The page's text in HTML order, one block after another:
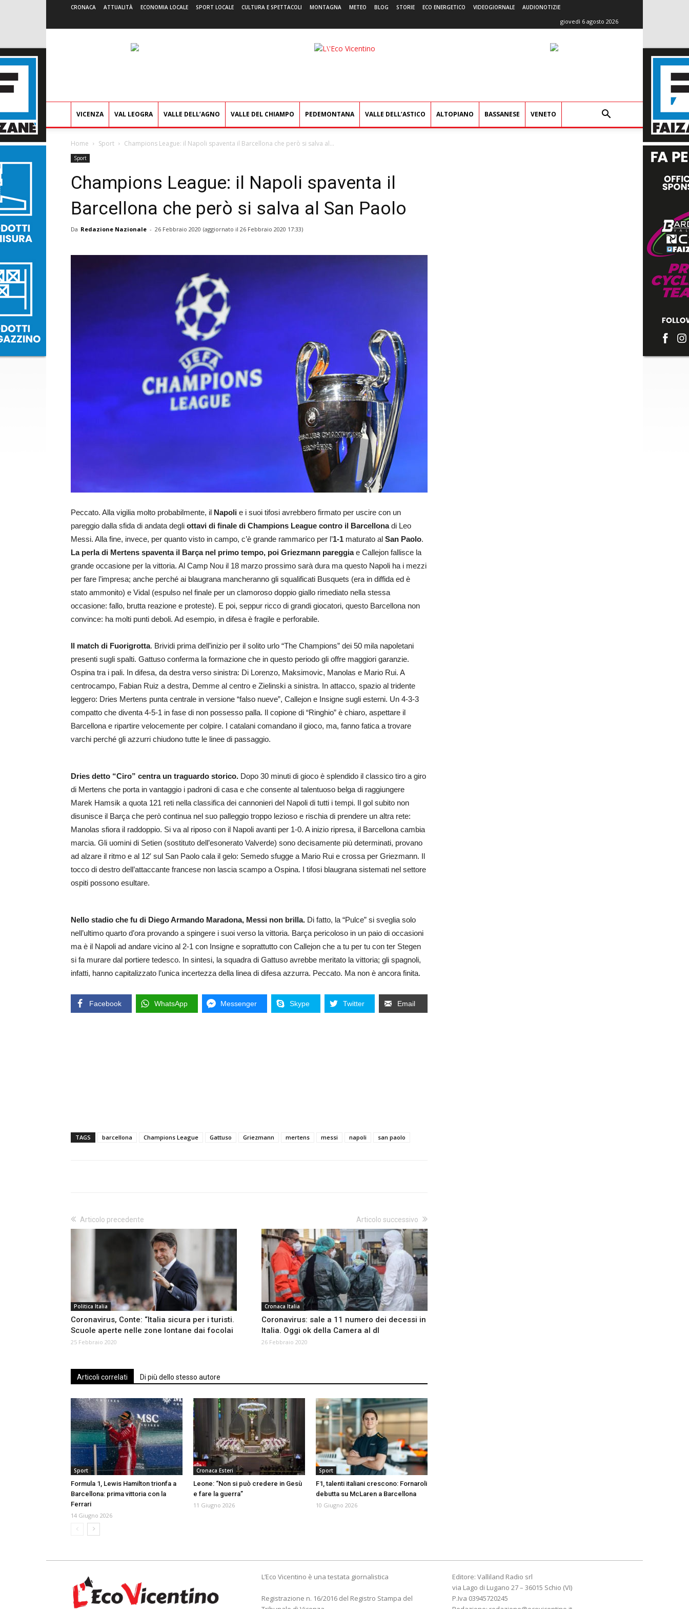
CRONACA ATTUALITÀ ECONOMIA LOCALE SPORT LOCALE CULTURA E SPETTACOLI MONTAGNA METEO BLOG STORIE ECO ENERGETICO VIDEOGIORNALE AUDIONOTIZIE
giovedì 6 agosto 2026
L'Eco
VICENZA VAL LEOGRA VALLE DELL’AGNO VALLE DEL CHIAMPO PEDEMONTANA VALLE DELL’ASTICO ALTOPIANO BASSANESE VENETO
Home Sport Champions League: il Napoli spaventa il Barcellona che però si salva al...
Sport
Champions League: il Napoli spaventa il
Barcellona che però si salva al San Paolo
Da Redazione Nazionale - 26 Febbraio 2020 (aggiornato il 26 Febbraio 2020 17:33)
Peccato. Alla vigilia molto probabilmente, il Napoli e i suoi tifosi avrebbero firmato per uscire con un
pareggio dalla sfida di andata degli ottavi di finale di Champions League contro il Barcellonadi Leo
Messi. Alla fine, invece, per quanto visto in campo, c’è grande rammarico per l’1-1 maturato al San Paolo.
La perla di Mertens spaventa il Barça nel primo tempo, poi Griezmann pareggiae Callejon fallisce la
grande occasione per la vittoria. Al Camp Nou il 18 marzo prossimo sarà dura ma questo Napoli ha i mezzi
per fare l’impresa; anche perché ai blaugrana mancheranno gli squalificati Busquets (era in diffida ed è
stato ammonito) e Vidal (espulso nel finale per un clamoroso doppio giallo rimediato nella stessa
occasione: fallo, brutta reazione e proteste). E poi, seppur ricco di grandi giocatori, questo Barcellona non
convince: ha molti punti deboli. Ad esempio, in difesa è fragile e perforabile.
Il match di Fuorigrotta. Brividi prima dell’inizio per il solito urlo “The Champions” dei 50 mila napoletani
presenti sugli spalti. Gattuso conferma la formazione che in questo periodo gli offre maggiori garanzie.
Ospina tra i pali. In difesa, da destra verso sinistra: Di Lorenzo, Maksimovic, Manolas e Mario Rui. A
centrocampo, Fabian Ruiz a destra, Demme al centro e Zielinski a sinistra. In attacco, spazio al tridente
leggero: Dries Mertens punta centrale in versione “falso nueve”, Callejon e Insigne sugli esterni. Un 4-3-3
compatto che diventa 4-5-1 in fase di non possesso palla. Il copione di “Ringhio” è chiaro, aspettare il
Barcellona e ripartire velocemente per colpire. I catalani comandano il gioco, ma, fanno fatica a trovare
varchi perché gli azzurri chiudono tutte le linee di passaggio.
Dries detto “Ciro” centra un traguardo storico. Dopo 30 minuti di gioco è splendido il classico tiro a giro
di Mertens che porta in vantaggio i padroni di casa e che consente al talentuoso belga di raggiungere
Marek Hamsik a quota 121 reti nella classifica dei cannonieri del Napoli di tutti i tempi. Il gol subito non
disunisce il Barça che però continua nel suo palleggio troppo lezioso e rischia di prendere un altra rete:
Manolas sfiora il raddoppio. Si va al riposo con il Napoli avanti per 1-0. A inizio ripresa, il Barcellona cambia
marcia. Gli uomini di Setien (sostituto dell’esonerato Valverde) sono decisamente più determinati, provano
ad alzare il ritmo e al 12′ sul San Paolo cala il gelo: Semedo sfugge a Mario Rui e crossa per Griezmann. Il
tocco di destro dell’attaccante francese non lascia scampo a Ospina. I tifosi blaugrana sistemati nel settore
ospiti possono esultare.
Nello stadio che fu di Diego Armando Maradona, Messi non brilla. Di fatto, la “Pulce” si sveglia solo
nell’ultimo quarto d’ora provando a spingere i suoi verso la vittoria. Barça pericoloso in un paio di occasioni
ma è il Napoli ad andare vicino al 2-1 con Insigne e soprattutto con Callejon che a tu per tu con ter Stegen
si fa murare dal portiere tedesco. In sintesi, la squadra di Gattuso avrebbe meritato la vittoria; gli spagnoli,
infatti, hanno capitalizzato l’unica incertezza della linea di difesa azzurra. Peccato. Ma non è ancora finita.
Facebook WhatsApp Messenger Skype Twitter Email
TAGS barcellona Champions League Gattuso Griezmann mertens messi napoli san paolo
Articolo precedente
Politica Italia
Coronavirus, Conte: “Italia sicura per i turisti.
Scuole aperte nelle zone lontane dai focolai
25 Febbraio 2020
Articolo successivo
Cronaca Italia
Coronavirus: sale a 11 numero dei decessi in
Italia. Oggi ok della Camera al dl
26 Febbraio 2020
Articoli correlati Di più dello stesso autore
Sport
Formula 1, Lewis Hamilton trionfa a
Barcellona: prima vittoria con la
Ferrari
14 Giugno 2026
Cronaca Esteri
Leone: “Non si può credere in Gesù
e fare la guerra”
11 Giugno 2026
Sport
F1, talenti italiani crescono: Fornaroli
debutta su McLaren a Barcellona
10 Giugno 2026
L’Eco Vicentino è una testata giornalistica
Registrazione n. 16/2016 del Registro Stampa del
Editore: Valliland Radio srl
via Lago di Lugano 27 – 36015 Schio (VI)
P.Iva 03945720245